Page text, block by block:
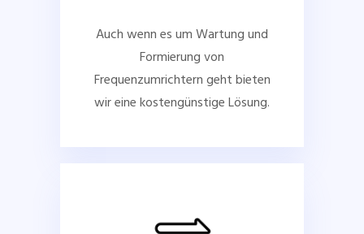
Auch wenn es um Wartung und
Formierung von
Frequenzumrichtern geht bieten
wir eine kostengünstige Lösung.